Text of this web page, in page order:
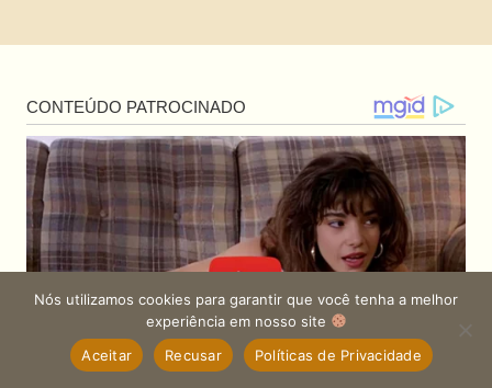
Nós utilizamos cookies para garantir que você tenha a melhor
experiência em nosso site
Aceitar
Recusar Políticas de Privacidade